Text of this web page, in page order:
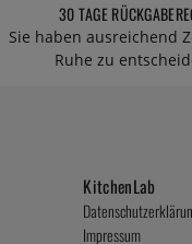
30 TAGE
Sie haben ausreichend
Ruhe zu
KitchenLab
Impressum